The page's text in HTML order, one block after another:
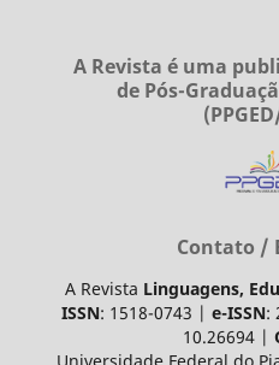
A Revista é uma
de Pós-
Contato /
A Revista Linguagens,
ISSN: 1518-0743 | e-ISSN:
10.26694 |